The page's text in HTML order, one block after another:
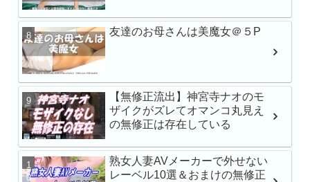
友達のお母さんは美魔女＠５P
【無修正流出】神宮寺ナオのモ
ザイクがズレてオマンコ丸見え
の無修正は存在している
熟女人妻AVメーカーで外せない
レーベル10選＆おまけの無修正
学校帰りナンパでガチ
渉 みなちゃん シロウ
出しハメ撮り 青山な
人